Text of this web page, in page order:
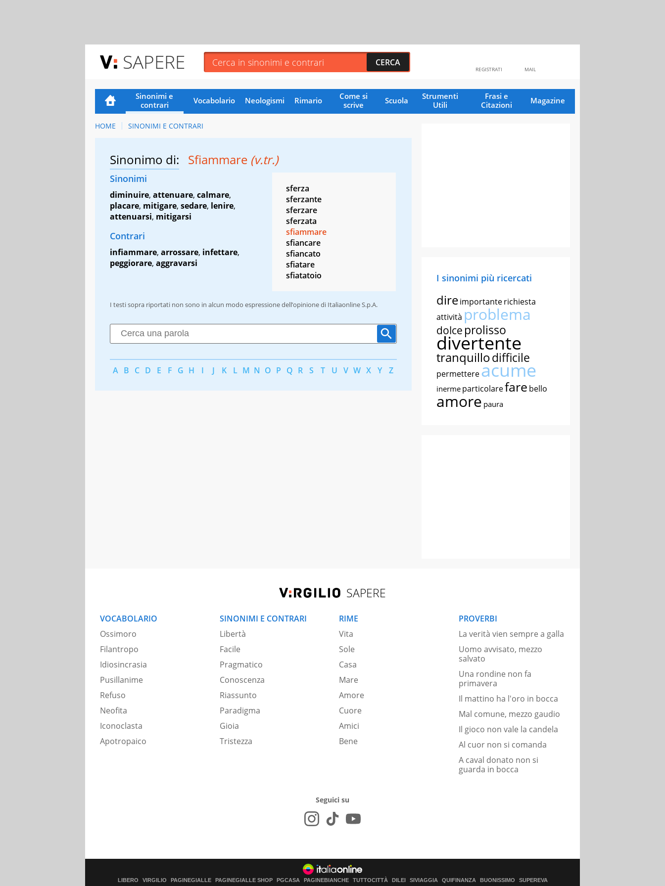
SAPERE MAIL
REGISTRATI
Sinonimi e
contrari
Vocabolario Neologismi Rimario
Come si
scrive
Scuola
Strumenti
Utili
Frasi e
Citazioni
Magazine
HOME SINONIMI E CONTRARI
Sinonimo di: Sfiammare (v.tr.)
Sinonimi
diminuire, attenuare, calmare,
placare, mitigare, sedare, lenire,
attenuarsi, mitigarsi
Contrari
infiammare, arrossare, infettare,
peggiorare, aggravarsi
sferza
sferzante
sferzare
sferzata
sfiammare
sfiancare
sfiancato
sfiatare
sfiatatoio
I testi sopra riportati non sono in alcun modo espressione dell’opinione di Italiaonline S.p.A.
A B C D E F G H I J K L M N O P Q R S T U V W X Y Z
I sinonimi più ricercati
direimportanterichiesta
attività problema
dolce prolisso
divertente
tranquillodifficile
permettereacume
inerme particolarefare bello
amore paura
SAPERE
VOCABOLARIO
Ossimoro
Filantropo
Idiosincrasia
Pusillanime
Refuso
Neofita
Iconoclasta
Apotropaico
SINONIMI E CONTRARI
Libertà
Facile
Pragmatico
Conoscenza
Riassunto
Paradigma
Gioia
Tristezza
RIME
Vita
Sole
Casa
Mare
Amore
Cuore
Amici
Bene
PROVERBI
La verità vien sempre a galla
Uomo avvisato, mezzo
salvato
Una rondine non fa
primavera
Il mattino ha l'oro in bocca
Mal comune, mezzo gaudio
Il gioco non vale la candela
Al cuor non si comanda
A caval donato non si
guarda in bocca
Seguici su
LIBERO VIRGILIO PAGINEGIALLE PAGINEGIALLE SHOP PGCASA PAGINEBIANCHE TUTTOCITTÀ DILEI SIVIAGGIA QUIFINANZA BUONISSIMO SUPEREVA